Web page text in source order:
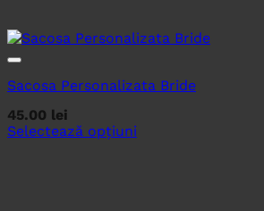
Sacosa Personalizata Bride
45.00 lei
Selectează opțiuni